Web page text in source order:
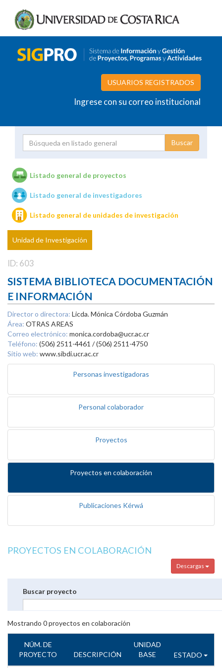
USUARIOS REGISTRADOS
Ingrese con su correo institucional
Unidades de investigación
Listado general de proyectos
Listado general de investigadores
Listado general de unidades de investigación
Unidad de Investigación
ID: 603
SISTEMA BIBLIOTECA DOCUMENTACIÓN
E INFORMACIÓN
Director o directora: Licda. Mónica Córdoba Guzmán
Área: OTRAS AREAS
Correo electrónico: monica.cordoba@ucr.ac.cr
Teléfono: (506) 2511-4461 / (506) 2511-4750
Sitio web: www.sibdi.ucr.ac.cr
Personas investigadoras
Personal colaborador
Proyectos
Proyectos en colaboración
Publicaciones Kérwá
PROYECTOS EN COLABORACIÓN
Descargas
Buscar proyecto
Mostrando 0proyectos en colaboración
NÚM. DE
PROYECTO
DESCRIPCIÓN
UNIDAD
BASE
ESTADO